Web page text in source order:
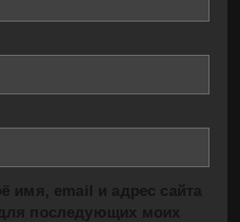
имя, email и адрес сайта
последующих моих